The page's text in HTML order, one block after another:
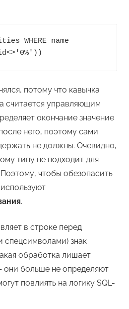
WHERE name
потому что кавычка
считается управляющим
окончание значение
него, поэтому сами
не должны. Очевидно,
типу не подходит для
чтобы обезопасить
.
в строке перед
спецсимволами) знак
обработка лишает
они больше не определяют
повлиять на логику SQL-